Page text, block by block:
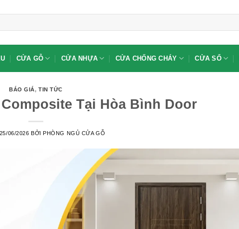
CỬA GỖ CỬA NHỰA CỬA CHỐNG CHÁY CỬA SỔ
BÁO GIÁ,TIN TỨC
Tại Hòa Bình Door
25/06/2026 BỞIPHÒNG NGỦ CỬA GỖ